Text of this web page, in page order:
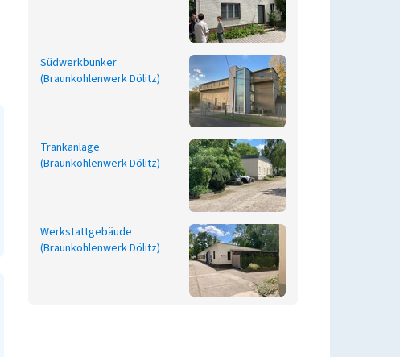
Südwerkbunker
(Braunkohlenwerk Dölitz)
Tränkanlage
(Braunkohlenwerk Dölitz)
Werkstattgebäude
(Braunkohlenwerk Dölitz)